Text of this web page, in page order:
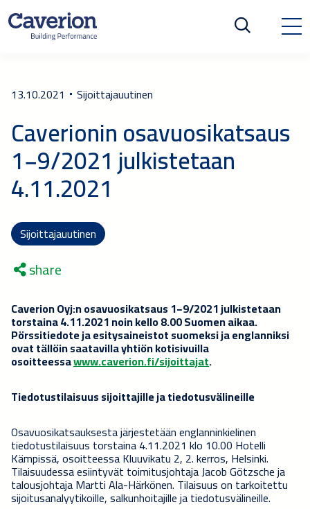
13.10.2021 Sijoittajauutinen
Caverionin osavuosikatsaus
1−9/2021 julkistetaan
4.11.2021
Sijoittajauutinen
share
Caverion Oyj:n osavuosikatsaus 1−9/2021 julkistetaan
torstaina 4.11.2021 noin kello 8.00 Suomen aikaa.
Pörssitiedote ja esitysaineistot suomeksi ja englanniksi
ovat tällöin saatavilla yhtiön kotisivuilla
osoitteessawww.caverion.fi/sijoittajat.
Tiedotustilaisuus sijoittajille ja tiedotusvälineille
Osavuosikatsauksesta järjestetään englanninkielinen
tiedotustilaisuus torstaina 4.11.2021 klo 10.00 Hotelli
Kämpissä, osoitteessa Kluuvikatu 2, 2. kerros, Helsinki.
Tilaisuudessa esiintyvät toimitusjohtaja Jacob Götzsche ja
talousjohtaja Martti Ala-Härkönen. Tilaisuus on tarkoitettu
sijoitusanalyytikoille, salkunhoitajille ja tiedotusvälineille.